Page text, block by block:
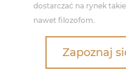
dostarczać na rynek
nawet filozofom.
Zapoznaj